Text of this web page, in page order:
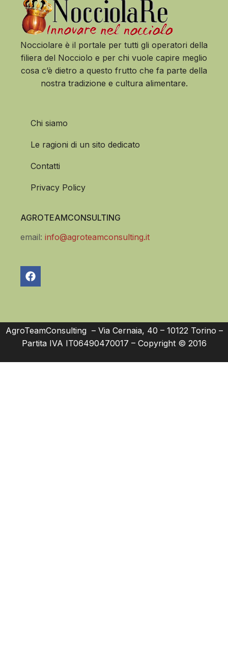
Nocciolare è il portale per tutti gli operatori della
filiera del Nocciolo e per chi vuole capire meglio
cosa c’è dietro a questo frutto che fa parte della
nostra tradizione e cultura alimentare.
Chi siamo
Le ragioni di un sito dedicato
Contatti
Privacy Policy
AGROTEAMCONSULTING
email: info@agroteamconsulting.it
AgroTeamConsulting – Via Cernaia, 40 – 10122 Torino –
Partita IVA IT06490470017 – Copyright © 2016